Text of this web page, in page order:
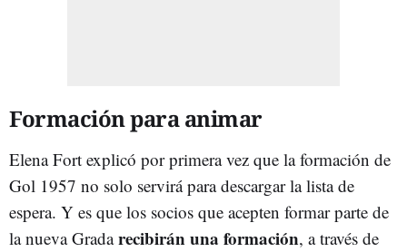
Formación para animar
Elena Fort explicó por primera vez que la formación de
Gol 1957 no solo servirá para descargar la lista de
espera. Y es que los socios que acepten formar parte de
la nueva Gradarecibirán una formación, a través de